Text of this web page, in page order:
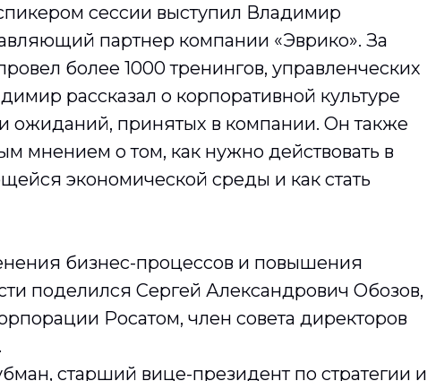
сессии выступил Владимир
партнер компании «Эврико». За
более 1000 тренингов, управленческих
рассказал о корпоративной культуре
ожиданий, принятых в компании. Он также
мнением о том, как нужно действовать в
экономической среды и как стать
бизнес-процессов и повышения
поделился Сергей Александрович Обозов,
Росатом, член совета директоров
старший вице-президент по стратегии и